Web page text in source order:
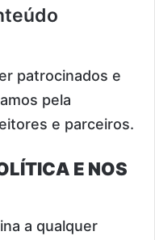
patrocinados e
pela
e parceiros.
E NOS
a qualquer